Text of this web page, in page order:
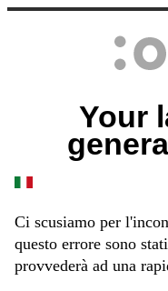
Your
Ci scusiamo per
questo errore sono
provvederà ad una